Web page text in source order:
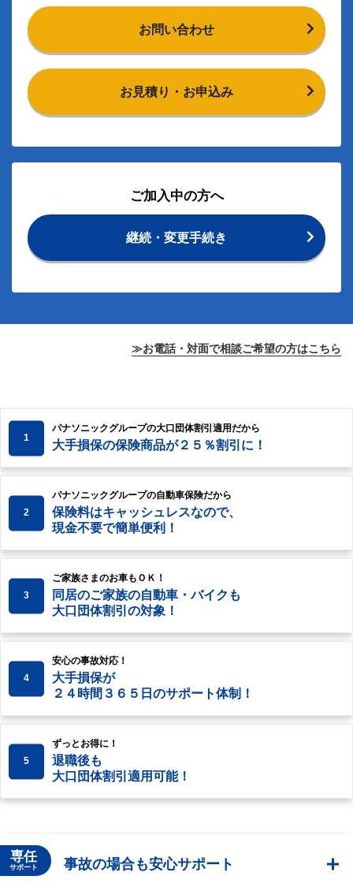
お問い合わせ
お見積り・お申込み
ご加入中の方へ
継続・変更手続き
≫お電話・対面で相談ご希望の方はこちら
1
パナソニックグループの大口団体割引適用だから
大手損保の保険商品が２５％割引に！
2
パナソニックグループの自動車保険だから
保険料はキャッシュレスなので、
現金不要で簡単便利！
3
ご家族さまのお車もＯＫ！
同居のご家族の自動車・バイクも
大口団体割引の対象！
4
安心の事故対応！
大手損保が
２４時間３６５日のサポート体制！
5
ずっとお得に！
退職後も
大口団体割引適用可能！
専任
サポート 事故の場合も安心サポート